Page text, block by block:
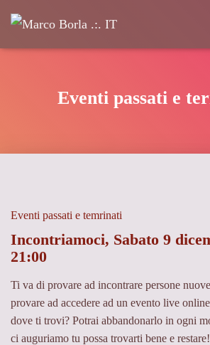
Eventi passati e
Eventi passati e temrinati
Incontriamoci, Sabato 9
21:00
Ti va di provare ad incontrare persone
provare ad accedere ad un evento live
dove ti trovi? Potrai abbandonarlo in ogni
ci auguriamo tu possa trovarti bene e restare!